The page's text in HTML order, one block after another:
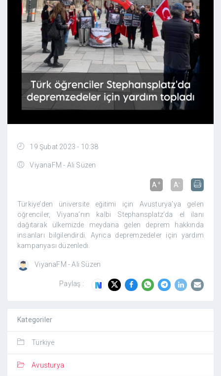
19 Şubat 2023 - 10:38
ViyanaFM - Ali Süzen
A+ A-
Türkiye’den üniversite eğitimi için Avusturya’ya gelen
öğrenciler, Viyana’nın kalbi Stephansplatz’da el ilanı
dağıtarak ülkemizde meydana gelen deprem hakkında
insanları bilgilendirdi. Ayrıca depremzedeler için yardım
kampanyası düzenledi.
ViyanaFM - Ali Süzen
Paylaş :
Kategoriler
Türkiye
Avusturya